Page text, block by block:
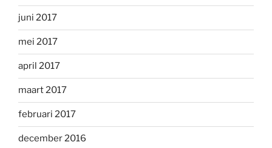
juni 2017
mei 2017
april 2017
maart 2017
februari 2017
december 2016